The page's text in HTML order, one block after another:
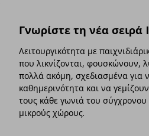
Γνωρίστε τη νέα σειρά
Λειτουργικότητα με
που λικνίζονται, φουσκώνουν,
πολλά ακόμη, σχεδιασμένα για
καθημερινότητα και να
τους κάθε γωνιά του σύγχρονου
μικρούς χώρους.